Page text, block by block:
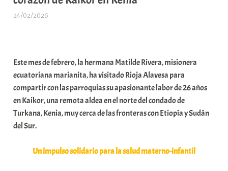
24/02/2026
a
r
E
r
r
x
Este mes de febrero, la hermana Matilde Rivera, misionera
ecuatoriana marianita, ha visitado Rioja Alavesa para
compartir con las parroquias su apasionante labor de 26 años
en Kaikor, una remota aldea en el norte del condado de
Turkana, Kenia, muy cerca de las fronteras con Etiopía y Sudán
del Sur.
Un impulso solidario para la salud materno-infantil